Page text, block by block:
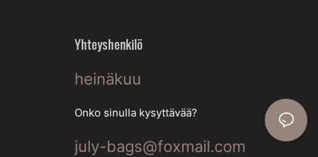
Yhteyshenkilö
heinäkuu
Onko sinulla kysyttävää?
july-bags@foxmail.com